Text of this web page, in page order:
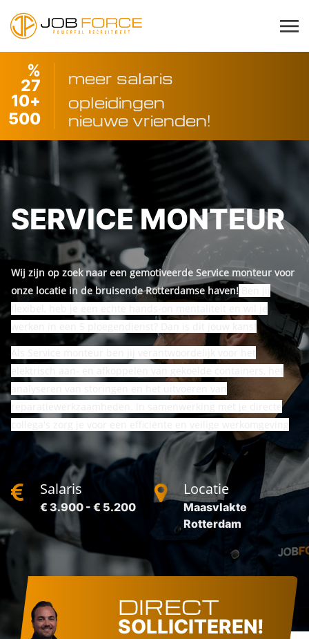
%
27
meer salaris
+
10
opleidingen
500
nieuwe vrienden!
SERVICE MONTEUR
Wij zijn op zoek naar een gemotiveerde Service monteur voor
onze locatie in de bruisende Rotterdamse haven!
Salaris
€ 3.900 - € 5.200
Locatie
Maasvlakte
Rotterdam
DIRECT
SOLLICITEREN!